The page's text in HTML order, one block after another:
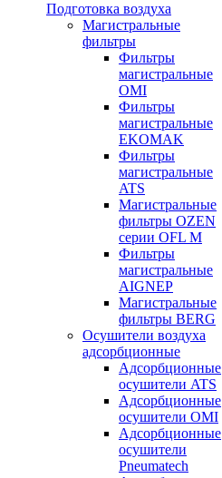
Подготовка воздуха
Магистральные
фильтры
Фильтры
магистральные
OMI
Фильтры
магистральные
EKOMAK
Фильтры
магистральные
ATS
Магистральные
фильтры OZEN
серии OFL M
Фильтры
магистральные
AIGNEP
Магистральные
фильтры BERG
Осушители воздуха
адсорбционные
Адсорбционные
осушители ATS
Адсорбционные
осушители OMI
Адсорбционные
осушители
Pneumatech